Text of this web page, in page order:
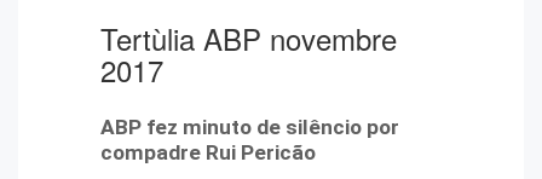
Tertùlia ABP novembre
2017
ABP fez minuto de silêncio por
compadre Rui Pericão